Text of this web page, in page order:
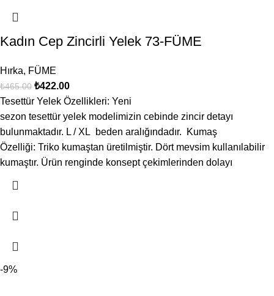
Kadın Cep Zincirli Yelek 73-FÜME
Hırka, FÜME
₺465.00 ₺422.00
Tesettür Yelek Özellikleri: Yeni
sezon tesettür yelek modelimizin cebinde zincir detayı
bulunmaktadır. L / XL beden aralığındadır. Kumaş
Özelliği: Triko kumaştan üretilmiştir. Dört mevsim kullanılabilir
kumaştır. Ürün renginde konsept çekimlerinden dolayı
-9%